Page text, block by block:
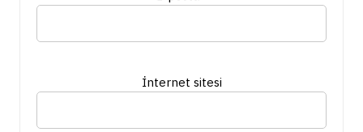
İnternet sitesi